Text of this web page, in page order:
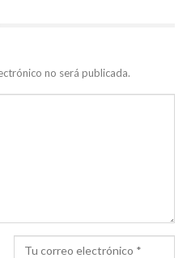
no será publicada.